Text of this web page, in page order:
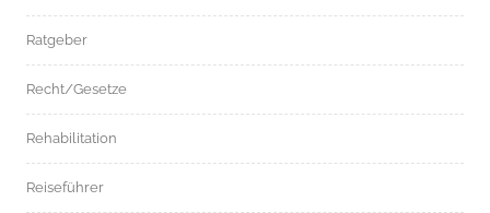
Ratgeber
Recht/Gesetze
Rehabilitation
Reiseführer